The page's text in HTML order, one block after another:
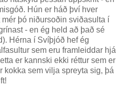
Hún er háð því hver
þó niðursoðin sviðasulta í
- en ég held að það sé
Hérna í Svíþjóð hef ég
sem eru framleiddar hjá
er kannski ekki réttur sem er
kokka sem vilja spreyta sig, þá